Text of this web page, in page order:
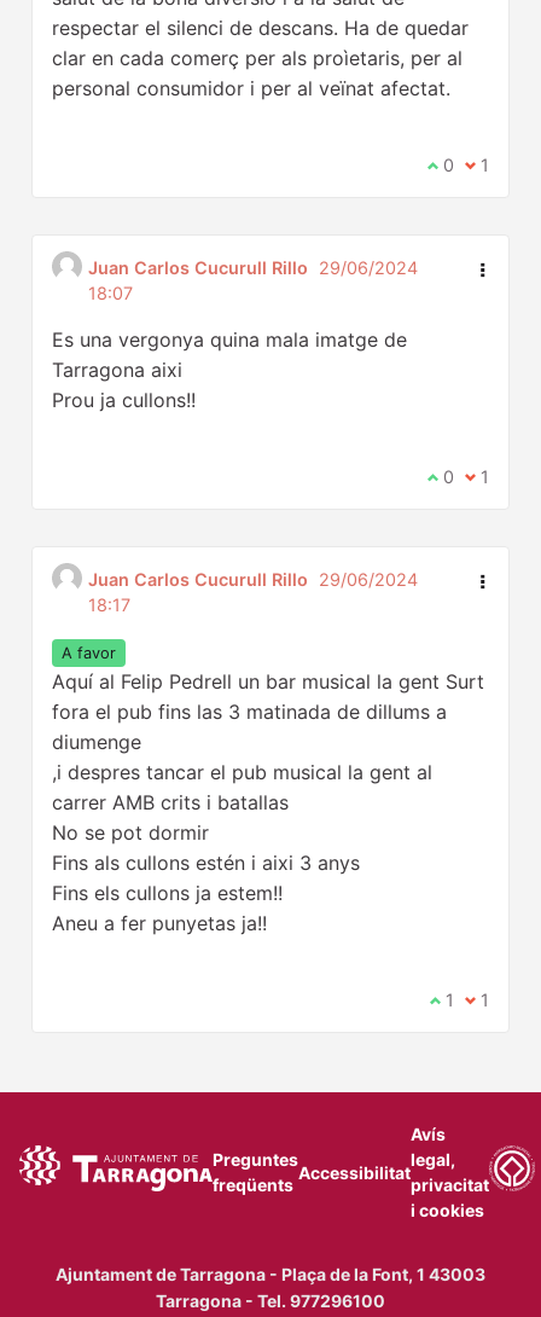
respectar el silenci de descans. Ha de quedar
clar en cada comerç per als proìetaris, per al
personal consumidor i per al veïnat afectat.
Estic d'acord
0 No estic
1
Juan Carlos Cucurull Rillo
29/06/2024
18:07
Es una vergonya quina mala imatge de
Tarragona aixi
Prou ja cullons!!
Estic d'acord
0 No estic
1
Juan Carlos Cucurull Rillo
29/06/2024
18:17
A favor
Aquí al Felip Pedrell un bar musical la gent Surt
fora el pub fins las 3 matinada de dillums a
diumenge
,i despres tancar el pub musical la gent al
carrer AMB crits i batallas
No se pot dormir
Fins als cullons estén i aixi 3 anys
Fins els cullons ja estem!!
Aneu a fer punyetas ja!!
Estic d'acord
1 No estic
1
Preguntes
freqüents
Accessibilitat
Avís
legal,
privacitat
i cookies
Ajuntament de Tarragona - Plaça de la Font, 1 43003
Tarragona - Tel. 977296100